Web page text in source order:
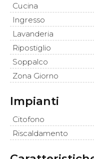
Cucina
Ingresso
Lavanderia
Ripostiglio
Soppalco
Zona Giorno
Impianti
Citofono
Riscaldamento